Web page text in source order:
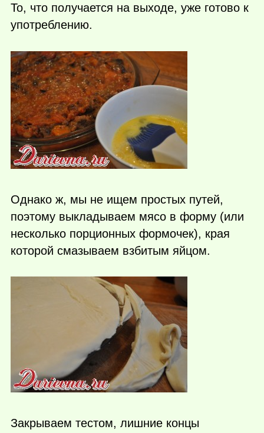
То, что получается на выходе, уже готово к
употреблению.
Однако ж, мы не ищем простых путей,
поэтому выкладываем мясо в форму (или
несколько порционных формочек), края
которой смазываем взбитым яйцом.
Закрываем тестом, лишние концы